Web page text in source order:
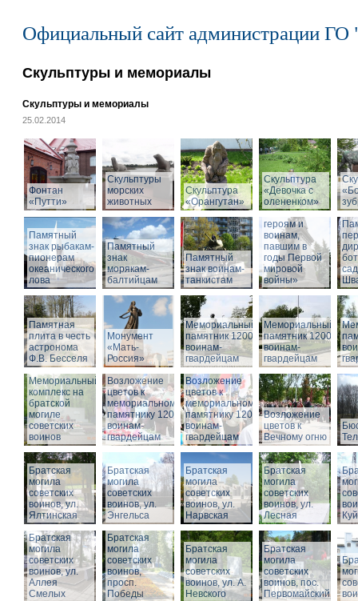
Официальный сайт администрации ГО
Скульптуры и мемориалы
Скульптуры и мемориалы
25.02.2014
Фонтан
«Путти»
Скульптуры
морских
животных
Скульптура
«Орангутан»
Скульптура
«Девочка с
олененком»
Памятный
знак рыбакам-
пионерам
океанического
лова
Памятный
знак
морякам-
балтийцам
Памятный
знак воинам-
танкистам
Памятник
«Российским
героям и
воинам,
павшим в
годы Первой
мировой
войны»
Памятная
плита в честь
астронома
Ф.В. Бесселя
Монумент
«Мать-
Россия»
Мемориальный
памятник 1200
воинам-
гвардейцам
Мемориальный
памятник 1200
воинам-
гвардейцам
Мемориальный
комплекс на
братской
могиле
советских
воинов
Возложение
цветов к
мемориальному
памятнику 1200
воинам-
гвардейцам
Возложение
цветов к
мемориальному
памятнику 1200
воинам-
гвардейцам
Возложение
цветов к
Вечному огню
Братская
могила
советских
воинов, ул.
Ялтинская
Братская
могила
советских
воинов, ул.
Энгельса
Братская
могила
советских
воинов, ул.
Нарвская
Братская
могила
советских
воинов, ул.
Лесная
Братская
могила
советских
воинов, ул.
Аллея
Смелых
Братская
могила
советских
воинов,
просп.
Победы
Братская
могила
советских
воинов, ул. А.
Невского
Братская
могила
советских
воинов, пос.
Первомайский